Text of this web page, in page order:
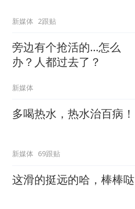
新媒体 2跟贴
旁边有个抢活的…怎么
办？人都过去了？
新媒体
多喝热水，热水治百病！
新媒体 69跟贴
这滑的挺远的哈，棒棒哒